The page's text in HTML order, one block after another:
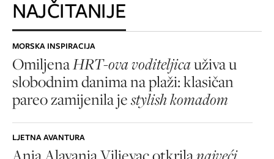
NAJČITANIJE
MORSKA INSPIRACIJA
Omiljena HRT-ova voditeljicauživa u
slobodnim danima na plaži: klasičan
pareo zamijenila jestylish komadom
LJETNA AVANTURA
Anja Alavanja Viljevac otkrilanajveći